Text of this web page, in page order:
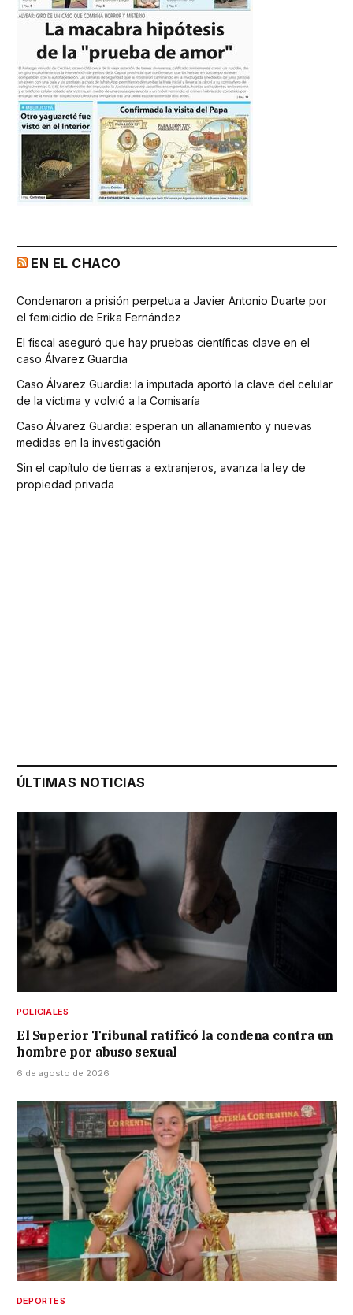
EN EL CHACO
Condenaron a prisión perpetua a Javier Antonio Duarte por
el femicidio de Erika Fernández
El fiscal aseguró que hay pruebas científicas clave en el
caso Álvarez Guardia
Caso Álvarez Guardia: la imputada aportó la clave del celular
de la víctima y volvió a la Comisaría
Caso Álvarez Guardia: esperan un allanamiento y nuevas
medidas en la investigación
Sin el capítulo de tierras a extranjeros, avanza la ley de
propiedad privada
ÚLTIMAS NOTICIAS
POLICIALES
El Superior Tribunal ratificó la condena contra un
hombre por abuso sexual
6 de agosto de 2026
DEPORTES